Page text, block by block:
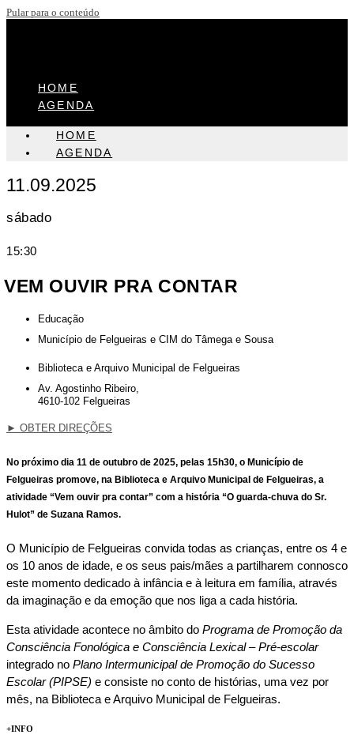
Pular para o conteúdo
HOME
AGENDA
HOME
AGENDA
11.09.2025
sábado
15:30
VEM OUVIR PRA CONTAR
Educação
Município de Felgueiras e CIM do Tâmega e Sousa
Biblioteca e Arquivo Municipal de Felgueiras
Av. Agostinho Ribeiro,
4610-102 Felgueiras
► OBTER DIREÇÕES
No próximo dia 11 de outubro de 2025, pelas 15h30, o Município de
Felgueiras promove, na Biblioteca e Arquivo Municipal de Felgueiras, a
atividade “Vem ouvir pra contar” com a história “O guarda-chuva do Sr.
Hulot” de Suzana Ramos.
O Município de Felgueiras convida todas as crianças, entre os 4 e
os 10 anos de idade, e os seus pais/mães a partilharem connosco
este momento dedicado à infância e à leitura em família, através
da imaginação e da emoção que nos liga a cada história.
Esta atividade acontece no âmbito do Programa de Promoção da
Consciência Fonológica e Consciência Lexical – Pré-escolar
integrado no Plano Intermunicipal de Promoção do Sucesso
Escolar (PIPSE) e consiste no conto de histórias, uma vez por
mês, na Biblioteca e Arquivo Municipal de Felgueiras.
+INFO